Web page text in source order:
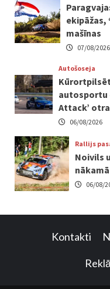
ekipāžas,
mašīnas
07/08/2026
Autošoseja
autosportu
Attack’
06/08/2026
Rallijs
Noivils
06/08/
Kontakti